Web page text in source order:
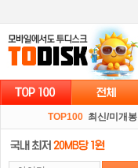
TOP100 최신/미개봉